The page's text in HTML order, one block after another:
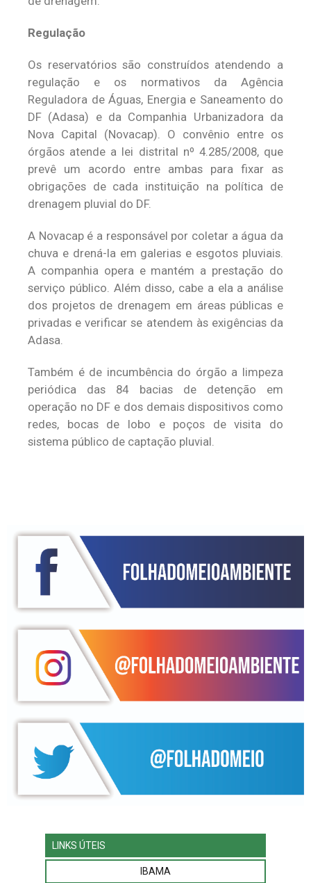
Regulação
Os reservatórios são construídos atendendo a
regulação e os normativos da Agência
Reguladora de Águas, Energia e Saneamento do
DF (Adasa) e da Companhia Urbanizadora da
Nova Capital (Novacap). O convênio entre os
órgãos atende a lei distrital nº 4.285/2008, que
prevê um acordo entre ambas para fixar as
obrigações de cada instituição na política de
drenagem pluvial do DF.
A Novacap é a responsável por coletar a água da
chuva e drená-la em galerias e esgotos pluviais.
A companhia opera e mantém a prestação do
serviço público. Além disso, cabe a ela a análise
dos projetos de drenagem em áreas públicas e
privadas e verificar se atendem às exigências da
Adasa.
Também é de incumbência do órgão a limpeza
periódica das 84 bacias de detenção em
operação no DF e dos demais dispositivos como
redes, bocas de lobo e poços de visita do
sistema público de captação pluvial.
LINKS ÚTEIS
IBAMA